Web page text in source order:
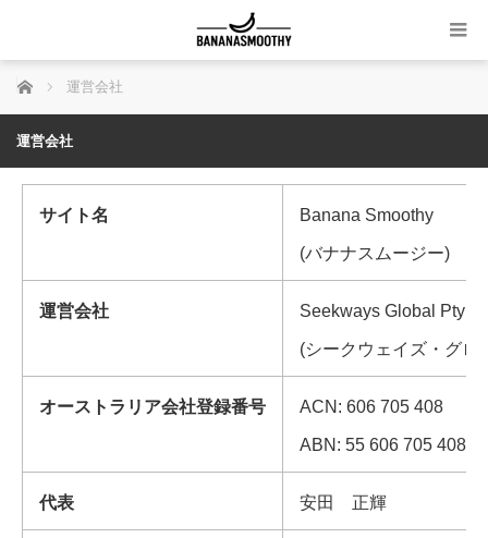
ホーム 運営会社
運営会社
サイト名 Banana Smoothy
(バナナスムージー)
運営会社 Seekways Global Pty
(シークウェイズ・グロ
オーストラリア会社登録番号 ACN: 606 705 408
ABN: 55 606 705 408
代表 安田 正輝